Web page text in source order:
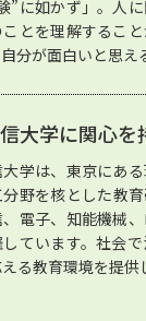
”に如かず」。人
とを理解するこ
分が面白いと思え
大学に関心を
学は、東京にあ
分野を核とした教
電子、知能機械
ています。社会
る教育環境を提供